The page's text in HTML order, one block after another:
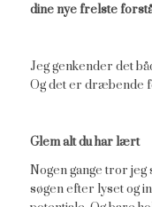
dine nye frelste
Jeg genkender det
Og det er dræbende
Glem alt du har lært
Nogen gange tror jeg
søgen efter lyset og